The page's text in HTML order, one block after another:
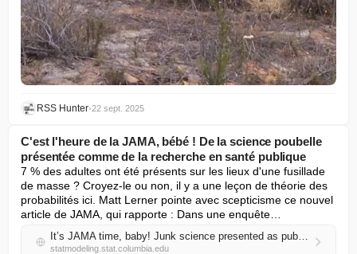
RSS Hunter•22 sept. 2025
C'est l'heure de la JAMA, bébé ! De la science poubelle
présentée comme de la recherche en santé publique
7 % des adultes ont été présents sur les lieux d'une fusillade
de masse ? Croyez-le ou non, il y a une leçon de théorie des
probabilités ici. Matt Lerner pointe avec scepticisme ce nouvel
article de JAMA, qui rapporte : Dans une enquête…
It’s JAMA time, baby! Junk science presented as public health research
statmodeling.stat.columbia.edu